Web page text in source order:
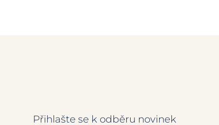
Přihlašte se k odběru novinek